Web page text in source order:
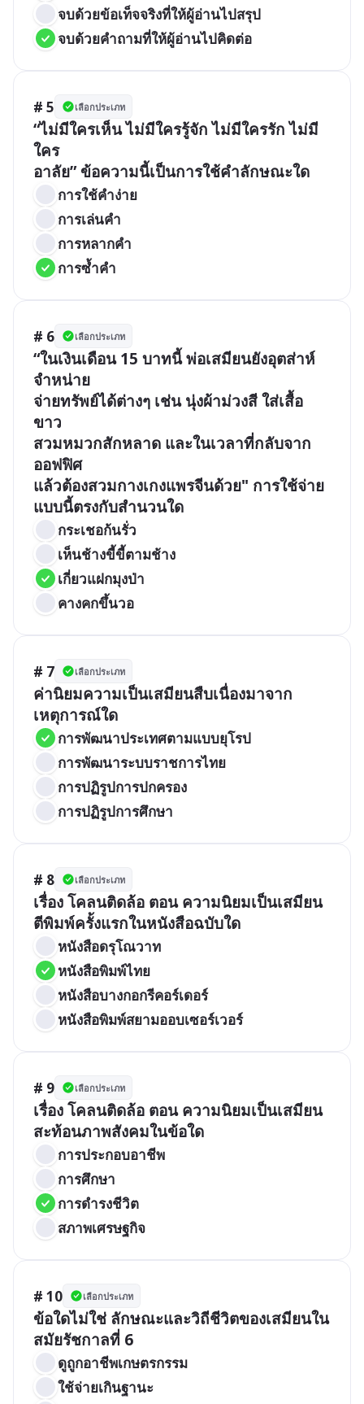
จบด้วยข้อเท็จจริงที่ให้ผู้อ่านไปสรุป
จบด้วยคำถามที่ให้ผู้อ่านไปคิดต่อ
# 5 เลือกประเภท
“ไม่มีใครเห็น ไม่มีใครรู้จัก ไม่มีใครรัก ไม่มี
ใคร
การใช้คำง่าย
การเล่นคำ
การหลากคำ
การซ้ำคำ
# 6 เลือกประเภท
“ในเงินเดือน 15 บาทนี้ พ่อเสมียนยังอุตส่าห์
จำหน่าย
จ่ายทรัพย์ได้ต่างๆ เช่น นุ่งผ้าม่วงสี ใส่เสื้อ
ขาว
สวมหมวกสักหลาด และในเวลาที่กลับจาก
ออฟฟิศ
แล้วต้องสวมกางเกงแพรจีนด้วย" การใช้จ่าย
แบบนี้ตรงกับสำนวนใด
กระเชอก้นรั่ว
เห็นช้างขี้ขี้ตามช้าง
เกี่ยวแฝกมุงป่า
คางคกขึ้นวอ
# 7 เลือกประเภท
ค่านิยมความเป็นเสมียนสืบเนื่องมาจาก
เหตุการณ์ใด
การพัฒนาประเทศตามแบบยุโรป
การพัฒนาระบบราชการไทย
การปฏิรูปการปกครอง
การปฏิรูปการศึกษา
# 8 เลือกประเภท
เรื่อง โคลนติดล้อ ตอน ความนิยมเป็นเสมียน
หนังสือดรุโณวาท
หนังสือพิมพ์ไทย
หนังสือบางกอกรีคอร์เดอร์
หนังสือพิมพ์สยามออบเซอร์เวอร์
# 9 เลือกประเภท
เรื่อง โคลนติดล้อ ตอน ความนิยมเป็นเสมียน
การประกอบอาชีพ
การศึกษา
การดำรงชีวิต
สภาพเศรษฐกิจ
# 10 เลือกประเภท
ข้อใดไม่ใช่ ลักษณะและวิถีชีวิตของเสมียนใน
สมัยรัชกาลที่ 6
ดูถูกอาชีพเกษตรกรรม
ใช้จ่ายเกินฐานะ